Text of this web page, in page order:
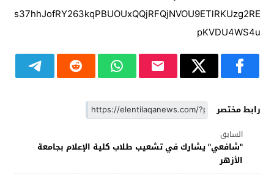
s37hhJofRY263kqPBUOUxQQjRFQjNVOU9ETlRKUzg2RE
pKVDU4WS4u
رابط مختصر
السابق
"شافعي" يشارك في تشعيب طلاب كلية الإعلام بجامعة
الأزهر